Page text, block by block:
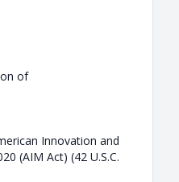
of
Innovation and
(AIM Act) (42 U.S.C.